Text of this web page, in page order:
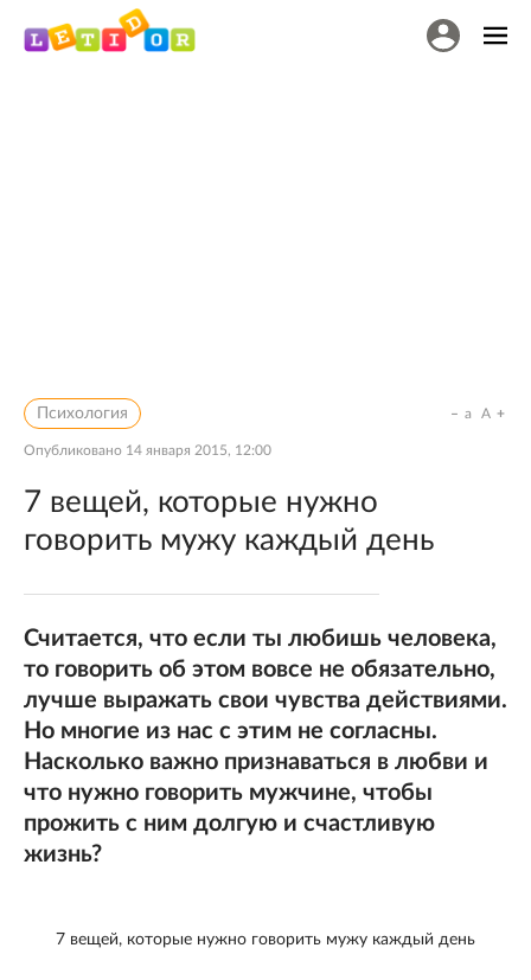
Психология
Опубликовано 14 января 2015, 12:00
a A
7 вещей, которые нужно
говорить мужу каждый день
Считается, что если ты любишь человека,
то говорить об этом вовсе не обязательно,
лучше выражать свои чувства действиями.
Но многие из нас с этим не согласны.
Насколько важно признаваться в любви и
что нужно говорить мужчине, чтобы
прожить с ним долгую и счастливую
жизнь?
7 вещей, которые нужно говорить мужу каждый день